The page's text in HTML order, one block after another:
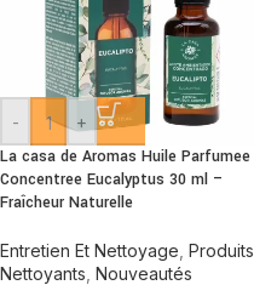
- +
La casa de Aromas Huile Parfumee
Concentree Eucalyptus 30 ml –
Fraîcheur Naturelle
Entretien Et Nettoyage Produits
Nettoyants Nouveautés